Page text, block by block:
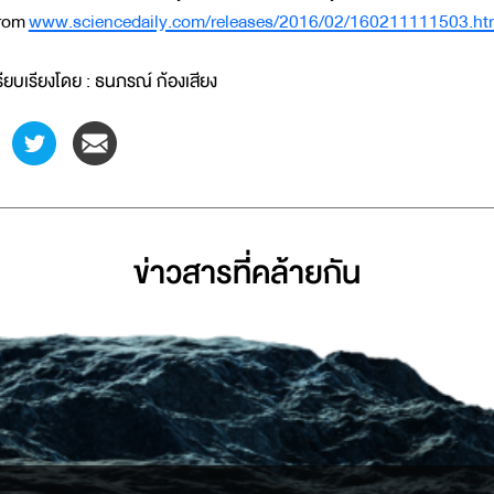
www.sciencedaily.com/releases/2016/02/
ยบเรียงโดย : ธนภรณ์ ก้องเสียง
ข่าวสารที่่คล้ายกัน